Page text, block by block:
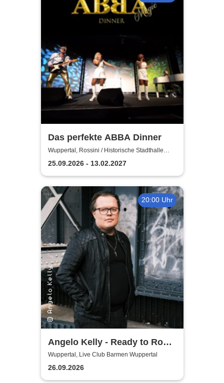
Das perfekte ABBA Dinner
Wuppertal, Rossini / Historische Stadthalle
Wuppertal
25.09.2026 - 13.02.2027
20:00 Uhr
Angelo Kelly - Ready to Rock
- Tour 2026
Wuppertal, Live Club Barmen Wuppertal
26.09.2026